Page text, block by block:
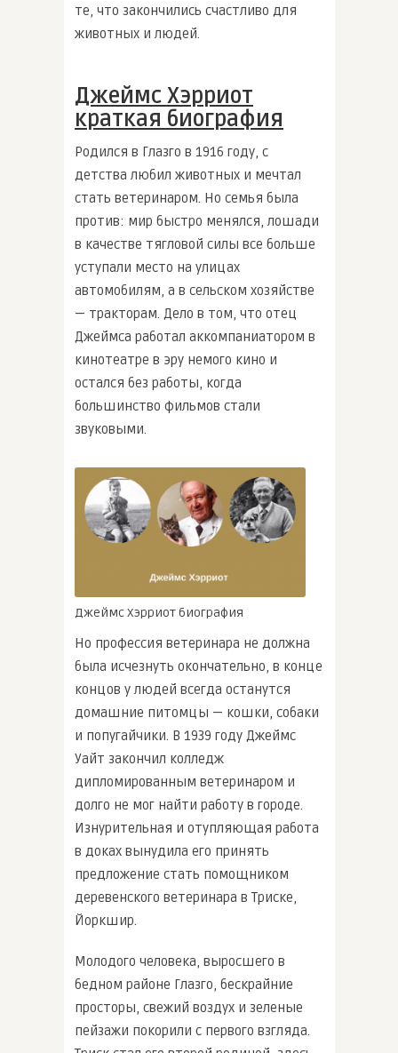
те, что закончились счастливо для
животных и людей.
Джеймс Хэрриот
краткая биография
Родился в Глазго в 1916 году, с
детства любил животных и мечтал
стать ветеринаром. Но семья была
против: мир быстро менялся, лошади
в качестве тягловой силы все больше
уступали место на улицах
автомобилям, а в сельском хозяйстве
— тракторам. Дело в том, что отец
Джеймса работал аккомпаниатором в
кинотеатре в эру немого кино и
остался без работы, когда
большинство фильмов стали
звуковыми.
Джеймс Хэрриот биография
Но профессия ветеринара не должна
была исчезнуть окончательно, в конце
концов у людей всегда останутся
домашние питомцы — кошки, собаки
и попугайчики. В 1939 году Джеймс
Уайт закончил колледж
дипломированным ветеринаром и
долго не мог найти работу в городе.
Изнурительная и отупляющая работа
в доках вынудила его принять
предложение стать помощником
деревенского ветеринара в Триске,
Йоркшир.
Молодого человека, выросшего в
бедном районе Глазго, бескрайние
просторы, свежий воздух и зеленые
пейзажи покорили с первого взгляда.